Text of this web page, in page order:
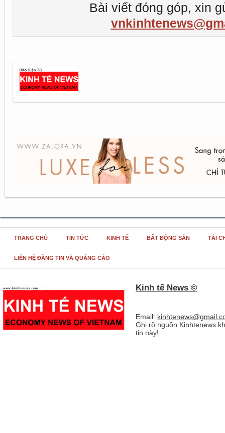
Bài viết đóng góp, xin
TRANG CHỦ TIN TỨC KINH TẾ BẤT ĐỘNG SẢN TÀI
LIÊN HỆ ĐĂNG TIN VÀ QUẢNG CÁO
Kinh tế News ©
Email:
Ghi rõ nguồn Kinhtenews
tin này!